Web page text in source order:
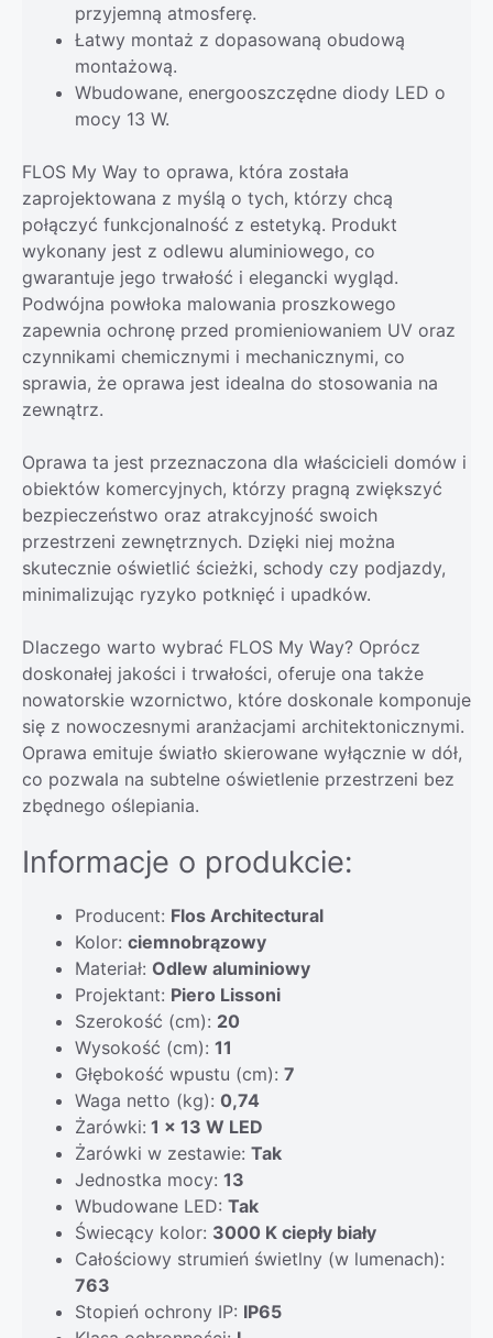
przyjemną atmosferę.
Łatwy montaż z dopasowaną obudową
montażową.
Wbudowane, energooszczędne diody LED o
mocy 13 W.
FLOS My Way to oprawa, która została
zaprojektowana z myślą o tych, którzy chcą
połączyć funkcjonalność z estetyką. Produkt
wykonany jest z odlewu aluminiowego, co
gwarantuje jego trwałość i elegancki wygląd.
Podwójna powłoka malowania proszkowego
zapewnia ochronę przed promieniowaniem UV oraz
czynnikami chemicznymi i mechanicznymi, co
sprawia, że oprawa jest idealna do stosowania na
zewnątrz.
Oprawa ta jest przeznaczona dla właścicieli domów i
obiektów komercyjnych, którzy pragną zwiększyć
bezpieczeństwo oraz atrakcyjność swoich
przestrzeni zewnętrznych. Dzięki niej można
skutecznie oświetlić ścieżki, schody czy podjazdy,
minimalizując ryzyko potknięć i upadków.
Dlaczego warto wybrać FLOS My Way? Oprócz
doskonałej jakości i trwałości, oferuje ona także
nowatorskie wzornictwo, które doskonale komponuje
się z nowoczesnymi aranżacjami architektonicznymi.
Oprawa emituje światło skierowane wyłącznie w dół,
co pozwala na subtelne oświetlenie przestrzeni bez
zbędnego oślepiania.
Informacje o produkcie:
Producent: Flos Architectural
Kolor: ciemnobrązowy
Materiał: Odlew aluminiowy
Projektant: Piero Lissoni
Szerokość (cm): 20
Wysokość (cm): 11
Głębokość wpustu (cm): 7
Waga netto (kg): 0,74
Żarówki: 1 x 13 W LED
Żarówki w zestawie: Tak
Jednostka mocy: 13
Wbudowane LED: Tak
Świecący kolor: 3000 K ciepły biały
Całościowy strumień świetlny (w lumenach):
763
Stopień ochrony IP: IP65